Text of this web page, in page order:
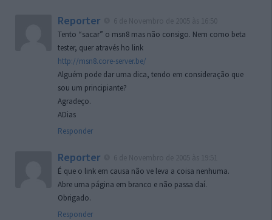
Reporter
Tento “sacar” o msn8 mas não consigo. Nem como beta
tester, quer através ho link
http://msn8.core-server.be/
Alguém pode dar uma dica, tendo em consideração que
sou um principiante?
Agradeço.
ADias
Responder
Reporter
É que o link em causa não ve leva a coisa nenhuma.
Abre uma página em branco e não passa daí.
Obrigado.
Responder